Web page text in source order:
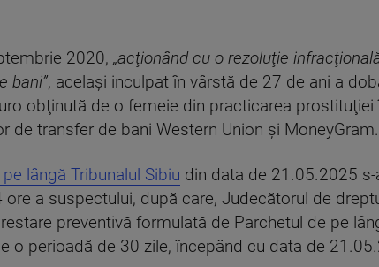
2020, „acţionând cu o rezoluţie
bani”, acelaşi inculpat în vârstă de 27 de ani a
obţinută de o femeie din practicarea prostituţiei
transfer de bani Western Union şi MoneyGram.
lângă Tribunalul Sibiu din data de 21.05.2025
a suspectului, după care, Judecătorul de
preventivă formulată de Parchetul de pe
o perioadă de 30 zile, începând cu data de